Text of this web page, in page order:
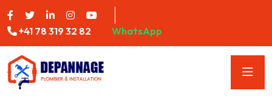
+41 78 319 32 82 WhatsApp